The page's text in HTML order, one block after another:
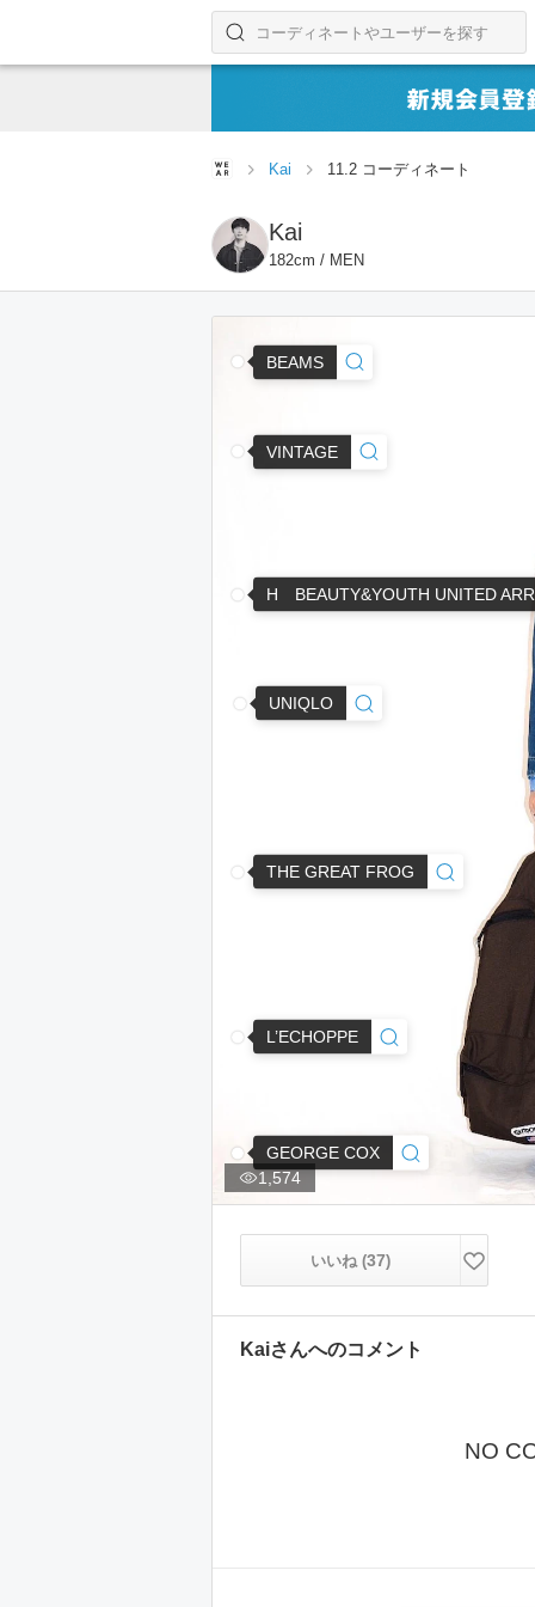
コーディネートやユーザーを探す
検索する
Kai 11.2 コーディネート
Kai
182cm / MEN
BEAMS
VINTAGE
H BEAUTY&YOUTH UNITED
UNIQLO
L’ECHOPPE
GEORGE COX
THE GREAT FROG
1,574
いいね (37)
Kaiさんへのコメント
NO